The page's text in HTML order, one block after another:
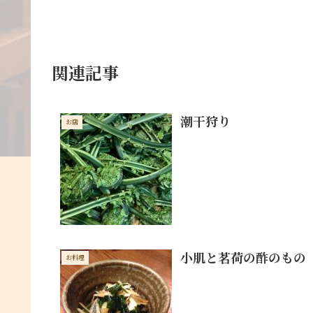
関連記事
お店 潮干狩り
お料理 小肌と茗荷の酢のもの